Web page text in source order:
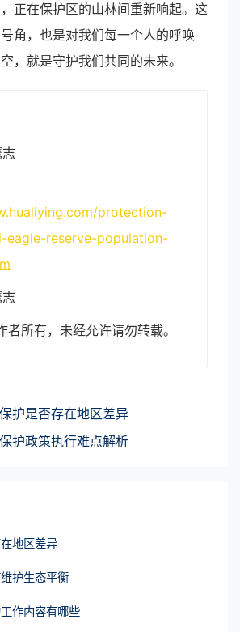
正在保护区的山林间重新响起。这
角，也是对我们每一个人的呼唤
就是守护我们共同的未来。
protection-
eagle-reserve-population-
者所有，未经允许请勿转载。
护是否存在地区差异
护政策执行难点解析
地区差异
护生态平衡
作内容有哪些